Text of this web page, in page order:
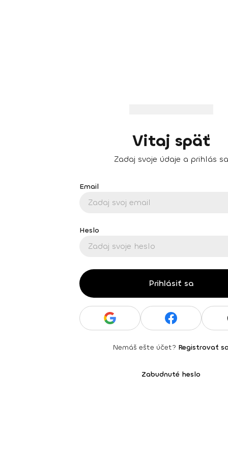
Vitaj späť
Zadaj svoje údaje a prihlás sa
Email
Heslo
Prihlásiť sa
Nemáš ešte účet? Registrovať
Zabudnuté heslo